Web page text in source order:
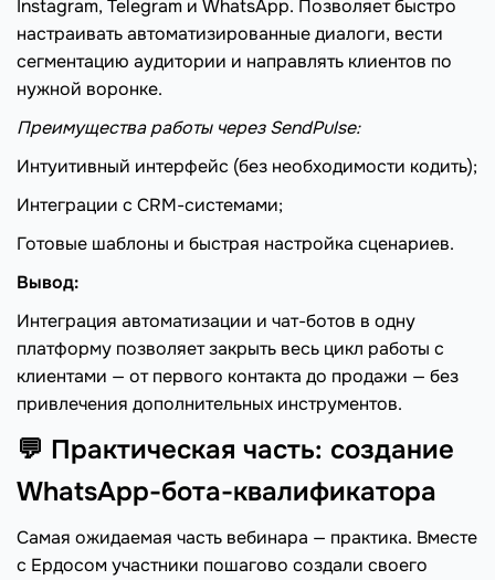
Instagram, Telegram и WhatsApp. Позволяет быстро
настраивать автоматизированные диалоги, вести
сегментацию аудитории и направлять клиентов по
нужной воронке.
Преимущества работы через SendPulse:
Интуитивный интерфейс (без необходимости кодить);
Интеграции с CRM-системами;
Готовые шаблоны и быстрая настройка сценариев.
Вывод:
Интеграция автоматизации и чат-ботов в одну
платформу позволяет закрыть весь цикл работы с
клиентами — от первого контакта до продажи — без
привлечения дополнительных инструментов.
💬 Практическая часть: создание
WhatsApp-бота-квалификатора
Самая ожидаемая часть вебинара — практика. Вместе
с Ердосом участники пошагово создали своего